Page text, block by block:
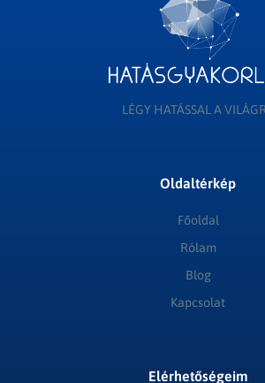
LÉGY HATÁSSAL A
Oldaltérkép
Főoldal
Rólam
Blog
Kapcsolat
Elérhetőségeim